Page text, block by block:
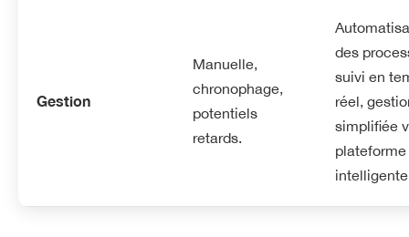
Gestion
Manuelle,
chronophage,
potentiels
retards.
des
suivi en
réel,
simplifiée
plateforme